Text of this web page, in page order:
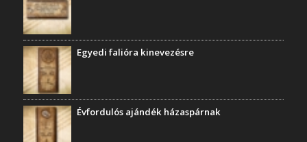
Egyedi falióra kinevezésre
Évfordulós ajándék házaspárnak